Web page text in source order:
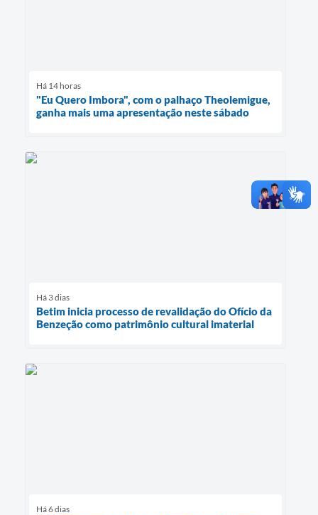
Há 14 horas
"Eu Quero Imbora", com o palhaço Theolemigue,
ganha mais uma apresentação neste sábado
Há 3 dias
Betim inicia processo de revalidação do Ofício da
Benzeção como patrimônio cultural imaterial
Há 6 dias